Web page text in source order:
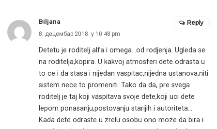
Biljana
8. децембар 2018. у 10:48 pm
Detetu je roditelj alfa i omega…od rodjenja. Ugleda se
na roditelja,kopira. U kakvoj atmosferi dete odrasta u
to ce i da stasa i nijedan vaspitac,nijedna ustanova,niti
sistem nece to promeniti. Tako da da, pre svega
roditelj je taj koji vaspitava svoje dete,koji uci dete
lepom ponasanju,postovanju starijih i autoriteta…
Kada dete odraste u zrelu osobu ono moze da bira i
Reply